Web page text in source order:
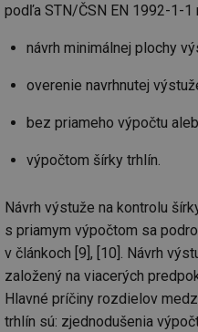
podľa STN/ČSN EN 1992-1-1
návrh minimálnej plochy
overenie navrhnutej
bez priameho výpočtu
výpočtom šírky trhlín.
Návrh výstuže na kontrolu
s priamym výpočtom sa
v článkoch [9], [10]. Návrh
založený na viacerých
Hlavné príčiny rozdielov
trhlín sú: zjednodušenia